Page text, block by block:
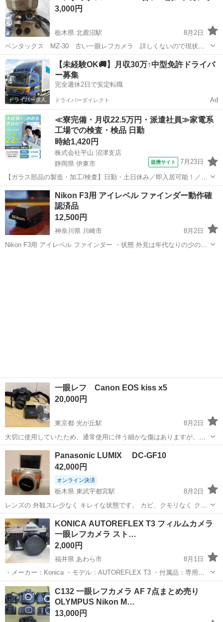
3,000円
栃木県 北鹿沼駅
8月2日
ペンタックス MZ-30 古い一眼レフカメラ 詳しくないので現状
で。
栃木 鹿沼市 北鹿沼駅 カメラ
【未経験OK🚚】月収30万↑中型免許ドライバ
ー募集
完全週休2日で安定転職
ドライバーダイレクト Ad
≪寮完備・月収22.5万円・派遣社員≫家電系
工場での検査・検品 日勤
時給1,420円
株式会社平山 沼津支店
静岡県 伊東市
提携サイト 7月23日
【ガラス部品の製造・加工/検査】日勤・土日休み／即入居可能！／伊
豆でのんびりライフ♪ ガラス部品の製造・加工/検査 【株式会社平山で
の正社員採用（無期雇用派遣）となります】 「2人で同じ職場で働き
たい」 「仕事も休みも一...
静岡 伊東市 その他
Nikon F3用 アイレベル ファインダー動作確
認済品
12,500円
神奈川県 川崎市
8月2日
Nikon F3用 アイレベル ファインダー ・状態 外見は年代なりの少のダ
一眼レフ Canon EOS kiss x5
20,000円
東京都 光が丘駅
8月2日
大切に使用していたため、通常使用に伴う細かな傷はありますが、全
体的に状態は良好です。動作も問題なく、まだまだお使いいただけま
下・水没歴なし ・防湿環境で保管...
東京 練馬区
Panasonic LUMIX DC-GF10
42,000円
オンライン決済
栃木県 東武宇都宮駅
8月2日
レンズの 外観スレ少なく キレイな状態です。 カビ、クモリなく クリ
アな状態です。 本体（Panasonic LUMIX DC-GF10） レンズ G
VARIO 12-32 （メーカー公式レンズキット） ストラップ ...
栃木 宇都宮市
KONICA AUTOREFLEX T3 フィルムカメラ
一眼レフカメラ スト…
2,000円
福井県 あわら市
8月1日
・メーカー：Konica ・モデル：AUTOREFLEX T3 ・付属品：専用ケ
ース ・ストロボ：TOSHIBA 520 ご覧いただきありがとうございま
す。 実家から出てきたとても古いカメラです。 ...
福井 あわら市 カメラ
C132 一眼レフカメラ AF 7点まとめ売り
OLYMPUS Nikon M…
13,000円